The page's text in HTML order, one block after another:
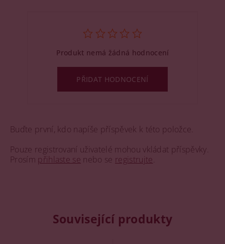
Buďte první, kdo napíše příspěvek k této položce.
Pouze registrovaní uživatelé mohou vkládat příspěvky.
Prosím přihlaste se nebo se registrujte
Produkt nemá žádná hodnocení
PŘIDAT HODNOCENÍ
Související produkty